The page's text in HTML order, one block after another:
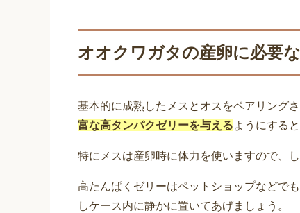
オオクワガタの産卵に必要
基本的に成熟したメスとオスをペアリング
富な高タンパクゼリーを与えるようにする
特にメスは産卵時に体力を使いますので、
高たんぱくゼリーはペットショップなどで
しケース内に静かに置いてあげましょう。